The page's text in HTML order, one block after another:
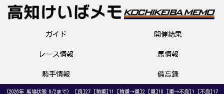
ガイド 開催結果
レース情報 馬情報
騎手情報 備忘録
(2026年 馬場状態 8/2まで) [良]27 [稍重]11 [稍重→重]2 [重]10 [重→不良]1 [不良]17